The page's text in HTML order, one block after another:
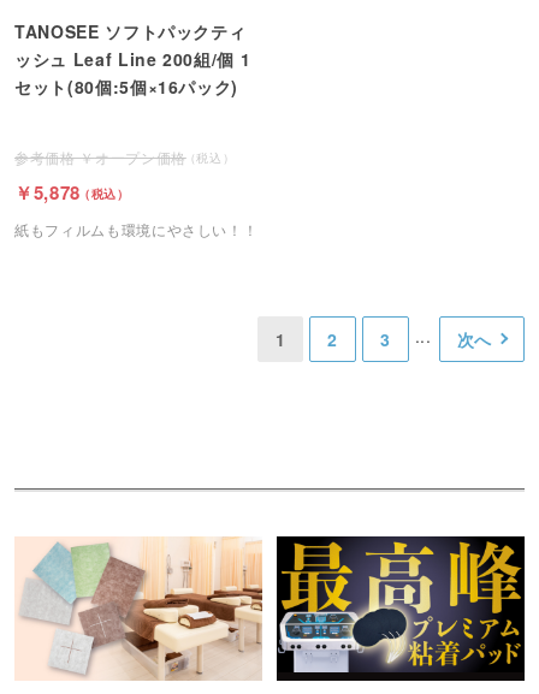
TANOSEE ソフトパックティ
ッシュ Leaf Line 200組/個 1
セット(80個:5個×16パック)
オープン価格
5,878
紙もフィルムも環境にやさしい！！
1 2 3 次へ